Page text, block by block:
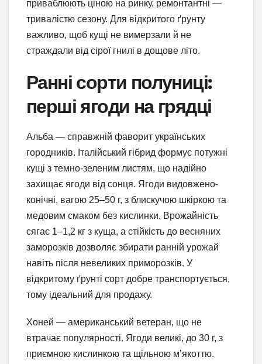
приваблюють ціною на ринку, ремонтантні —
тривалістю сезону. Для відкритого ґрунту
важливо, щоб кущі не вимерзали й не
страждали від сірої гнилі в дощове літо.
Ранні сорти полуниці:
перші ягоди на грядці
Альба — справжній фаворит українських
городників. Італійський гібрид формує потужні
кущі з темно-зеленим листям, що надійно
захищає ягоди від сонця. Ягоди видовжено-
конічні, вагою 25–50 г, з блискучою шкіркою та
медовим смаком без кислинки. Врожайність
сягає 1–1,2 кг з куща, а стійкість до весняних
заморозків дозволяє збирати ранній урожай
навіть після невеликих приморозків. У
відкритому ґрунті сорт добре транспортується,
тому ідеальний для продажу.
Хоней — американський ветеран, що не
втрачає популярності. Ягоди великі, до 30 г, з
приємною кислинкою та щільною м’якоттю.